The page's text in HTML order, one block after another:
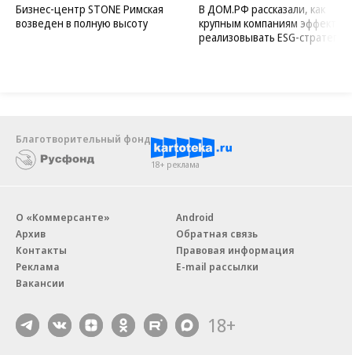
Бизнес-центр STONE Римская
возведен в полную высоту
В ДОМ.РФ рассказали, как
крупным компаниям
реализовывать ESG-стратегию
Благотворительный фонд
18+ реклама
О «Коммерсанте»
Архив
Контакты
Реклама
Вакансии
Android
Обратная связь
Правовая информация
E-mail рассылки
18+